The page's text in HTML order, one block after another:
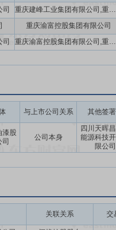
司 重庆建峰工业集团有限公司,重庆三峡油漆股份有限公司,重庆建峰化工股份有限公司,重庆化医控股(集团)公司,重庆渝化新材料有限责任公司
重庆渝富控股集团有限公司
司 重庆渝富控股集团有限公司,重庆三峡油漆股份有限公司
与上市公司关系 其他签
漆股
公司本身
四川天晖
能源科技
限公司
关联关系 交